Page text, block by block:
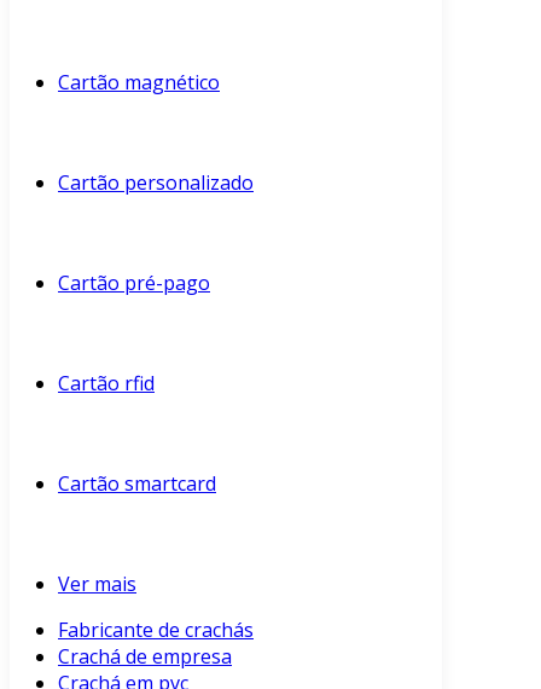
Cartão magnético
Cartão personalizado
Cartão pré-pago
Cartão rfid
Cartão smartcard
Ver mais
Fabricante de crachás
Crachá de empresa
Crachá em pvc